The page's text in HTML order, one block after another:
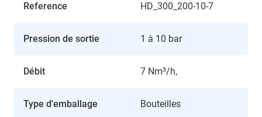
Reference HD_300_200-10-7
Pression de sortie 1 à 10 bar
Débit 7 Nm³/h,
Type d'emballage Bouteilles